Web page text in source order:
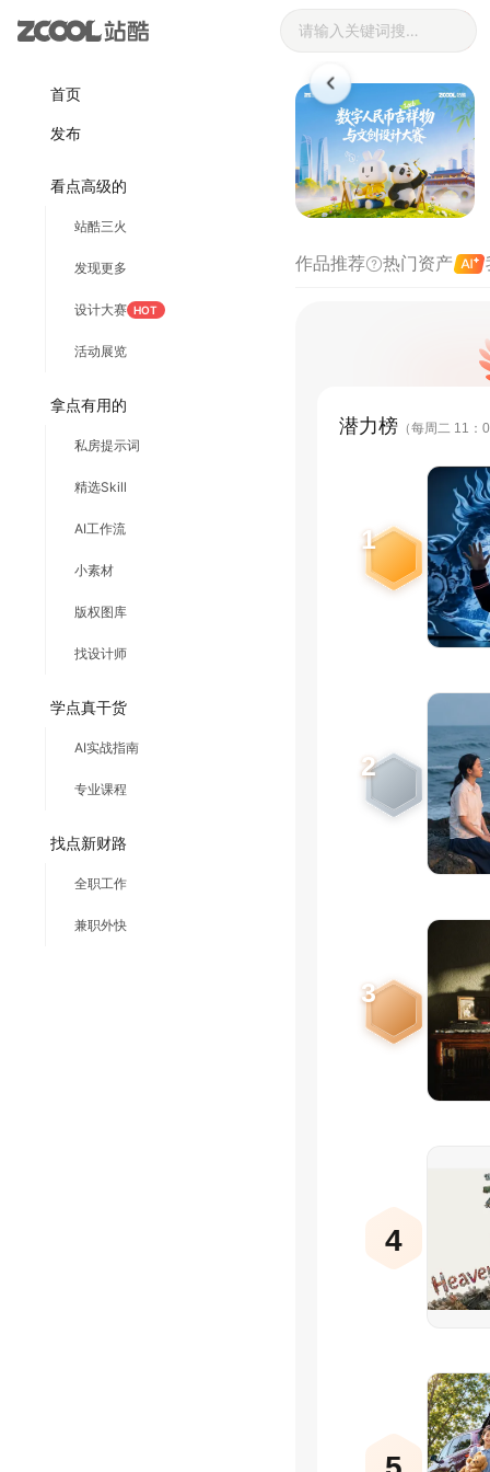
首页
发布
看点高级的
站酷三火
发现更多
设计大赛 HOT
活动展览
拿点有用的
私房提示词
精选Skill
AI工作流
小素材
版权图库
找设计师
学点真干货
AI实战指南
专业课程
找点新财路
全职工作
兼职外快
登录 注册
站酷总榜设
作品推荐 热门资产
潜力榜 （每周二 11：
1
2
3
4